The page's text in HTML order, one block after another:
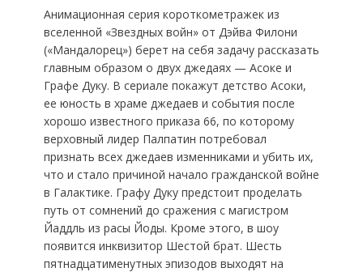
Анимационная серия короткометражек из
вселенной «Звездных войн» от Дэйва Филони
(«Мандалорец») берет на себя задачу рассказать
главным образом о двух джедаях — Асоке и
Графе Дуку. В сериале покажут детство Асоки,
ее юность в храме джедаев и события после
хорошо известного приказа 66, по которому
верховный лидер Палпатин потребовал
признать всех джедаев изменниками и убить их,
что и стало причиной начало гражданской войне
в Галактике. Графу Дуку предстоит проделать
путь от сомнений до сражения с магистром
Йаддль из расы Йоды. Кроме этого, в шоу
появится инквизитор Шестой брат. Шесть
пятнадцатименутных эпизодов выходят на